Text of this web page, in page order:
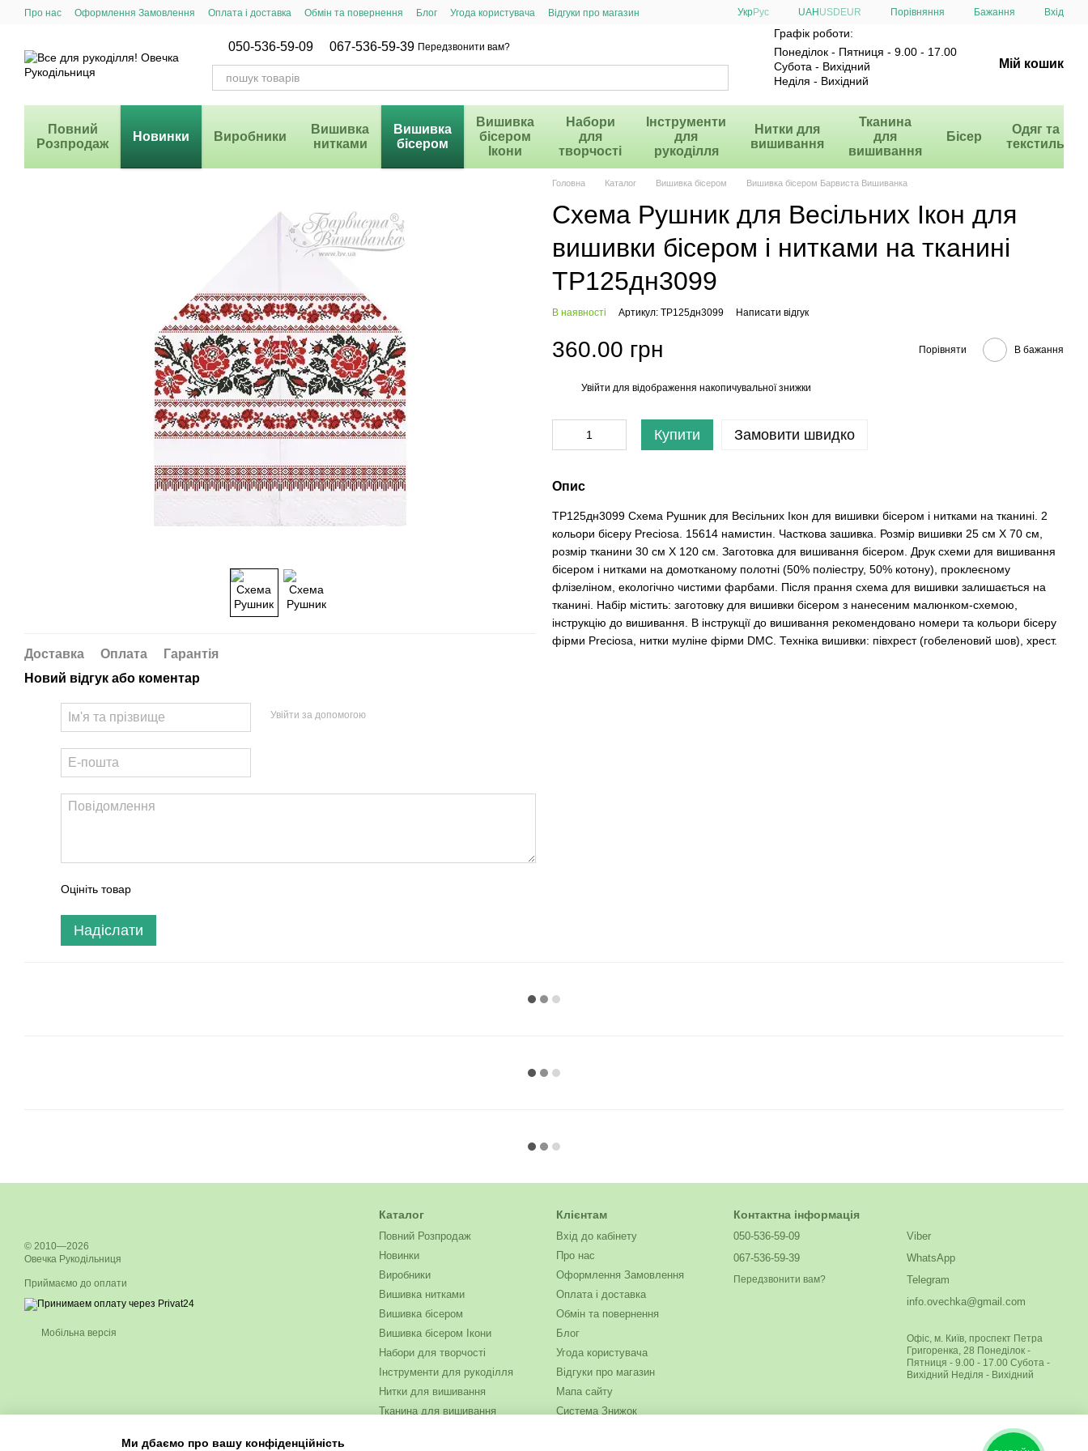
Перейти до основного контенту
Про нас Оформлення Замовлення Оплата і доставка Обмін та повернення Блог Угода користувача
Відгуки про магазин
УкрРус UAH USD EUR Порівняння Бажання Вхід
050-536-59-09 067-536-59-39 Передзвонити вам?
Графік роботи:
Понеділок - Пятниця - 9.00 - 17.00
Субота - Вихідний
Неділя - Вихідний
Мій кошик
Повний
Розпродаж
Новинки Виробники
Вишивка
нитками
Вишивка
бісером
Вишивка
бісером
Ікони
Набори
для
творчості
Інструменти
для
рукоділля
Нитки для
вишивання
Тканина
для
вишивання
Бісер
Одяг та
текстиль
Доставка Оплата
Гарантія
Новий відгук або коментар
Увійти за допомогою
Оцініть товар
Надіслати
Головна Каталог Вишивка бісером Вишивка бісером Барвиста Вишиванка
Схема Рушник для Весільних Ікон для
вишивки бісером і нитками на тканині
ТР125дн3099
В наявності Артикул: ТР125дн3099 Написати відгук
360.00 грн Порівняти В бажання
Увійти для відображення накопичувальної знижки
Купити Замовити швидко
Опис
ТР125дн3099 Схема Рушник для Весільних Ікон для вишивки бісером і нитками на тканині. 2
кольори бісеру Preciosa. 15614 намистин. Часткова зашивка. Розмір вишивки 25 см Х 70 см,
розмір тканини 30 см Х 120 см. Заготовка для вишивання бісером. Друк схеми для вишивання
бісером і нитками на домотканому полотні (50% поліестру, 50% котону), проклеєному
флізеліном, екологічно чистими фарбами. Після прання схема для вишивки залишається на
тканині. Набір містить: заготовку для вишивки бісером з нанесеним малюнком-схемою,
інструкцію до вишивання. В інструкції до вишивання рекомендовано номери та кольори бісеру
фірми Preciosa, нитки муліне фірми DMC. Техніка вишивки: півхрест (гобеленовий шов), хрест.
© 2010—2026
Овечка Рукодільниця
Приймаємо до оплати
Мобільна версія
Каталог
Повний Розпродаж
Новинки
Виробники
Вишивка нитками
Вишивка бісером
Вишивка бісером Ікони
Набори для творчості
Інструменти для рукоділля
Нитки для вишивання
Тканина для вишивання
Клієнтам
Вхід до кабінету
Про нас
Оформлення Замовлення
Оплата і доставка
Обмін та повернення
Блог
Угода користувача
Відгуки про магазин
Мапа сайту
Система Знижок
Контактна інформація
050-536-59-09
067-536-59-39
Передзвонити вам?
Viber
WhatsApp
Telegram
info.ovechka@gmail.com
Офіс, м. Київ, проспект Петра
Григоренка, 28 Понеділок -
Пятниця - 9.00 - 17.00 Субота -
Вихідний Неділя - Вихідний
Ми дбаємо про вашу конфіденційність